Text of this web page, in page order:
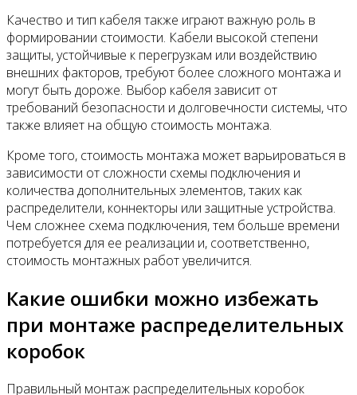
Качество и тип кабеля также играют важную роль в
формировании стоимости. Кабели высокой степени
защиты, устойчивые к перегрузкам или воздействию
внешних факторов, требуют более сложного монтажа и
могут быть дороже. Выбор кабеля зависит от
требований безопасности и долговечности системы, что
также влияет на общую стоимость монтажа.
Кроме того, стоимость монтажа может варьироваться в
зависимости от сложности схемы подключения и
количества дополнительных элементов, таких как
распределители, коннекторы или защитные устройства.
Чем сложнее схема подключения, тем больше времени
потребуется для ее реализации и, соответственно,
стоимость монтажных работ увеличится.
Какие ошибки можно избежать
при монтаже распределительных
коробок
Правильный монтаж распределительных коробок